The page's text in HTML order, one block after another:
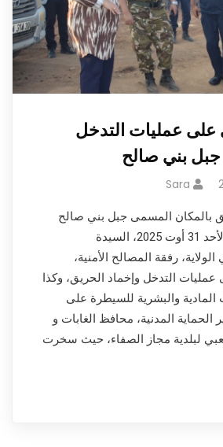
عمليات التدخل
بني صالح
Sara
بالمكان المسمى جبل بني صالح
تنقلت مساء اليوم الأحد 31 أوت 2025، السيدة
رفقة المصالح الأمنية،
عمليات التدخل وإخماد الحريق، وكذا
المادية والبشرية للسيطرة على
الحماية المدنية، محافظ الغابات و
لبلدية مجاز الصفاء، حيث سخرت